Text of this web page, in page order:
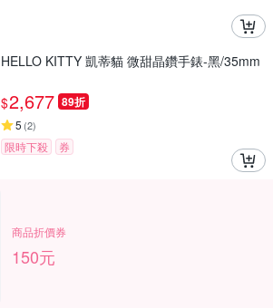
HELLO KITTY 凱蒂貓 微甜晶鑽手錶-黑/35mm
$2,677 89折
5 (2)
限時下殺 券
商品折價券
150元